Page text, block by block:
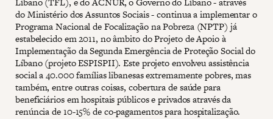
do Ministério dos Assuntos Sociais - continua a implementar o
Programa Nacional de Focalização na Pobreza (NPTP) já
estabelecido em 2011, no âmbito do Projeto de Apoio à
Implementação da Segunda Emergência de Proteção Social do
Líbano (projeto ESPISPII). Este projeto envolveu assistência
social a 40.000 famílias libanesas extremamente pobres, mas
também, entre outras coisas, cobertura de saúde para
beneficiários em hospitais públicos e privados através da
renúncia de 10-15% de co-pagamentos para hospitalização.